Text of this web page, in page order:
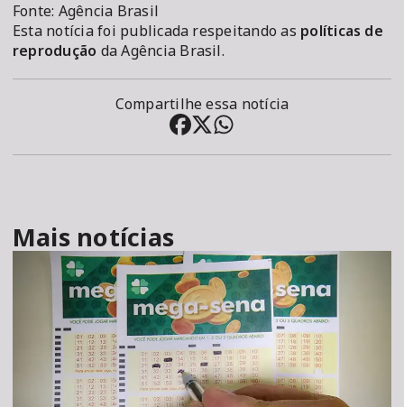
Fonte: Agência Brasil
Esta notícia foi publicada respeitando as políticas de
reprodução da Agência Brasil.
Compartilhe essa notícia
Mais notícias